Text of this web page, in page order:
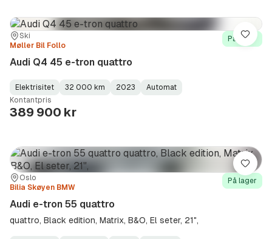
Sted:
Ski
Forhandler:
Møller Bil Follo
På lager
Audi Q4 45 e-tron quattro
Fuel
Type:
Elektrisitet
Kilometerstand:
32 000 km
Model
Year:
2023
Gearbox
Type:
Automat
Kontantpris
389 900 kr
Lagre
Sted:
Oslo
Forhandler:
Bilia Skøyen BMW
På lager
Audi e-tron 55 quattro
quattro, Black edition, Matrix, B&O, El seter, 21",
Lagre